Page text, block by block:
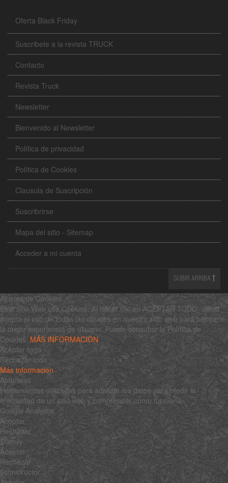
Oferta Black Friday
Suscribete a la revista TRUCK
Contacto
Revista Truck
Newsletter
Bienvenido al Newsletter
Política de privacidad
Política de Cookies
Clausula de Suscripción
Suscribrirse
Mapa del sitio - Sitemap
Acceder a mi cuenta
SUBIR ARRIBA
Ajustes de Cookies
Este sitio Web usa Cookies. Al hacer clic en ACEPTAR TODO, usted
acepta el uso de todas las cookies en nuestro sitio web para brindarle
la mejor experiencia de usuario. Puede consultar la Política de
Cookies: MÁS INFORMACIÓN
Aceptar todo
Rechazar todo
Más información
Analíticas
Herramientas utilizadas para analizar los datos para medir la
efectividad de un sitio web y comprender cómo funciona.
Google Analytics
Aceptar
Rechazar
$family
Aceptar
Rechazar
$constructor